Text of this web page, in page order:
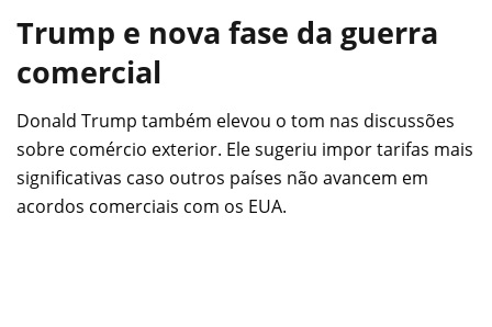
Trump e nova fase da guerra
comercial
Donald Trump também elevou o tom nas discussões
sobre comércio exterior. Ele sugeriu impor tarifas mais
significativas caso outros países não avancem em
acordos comerciais com os EUA.